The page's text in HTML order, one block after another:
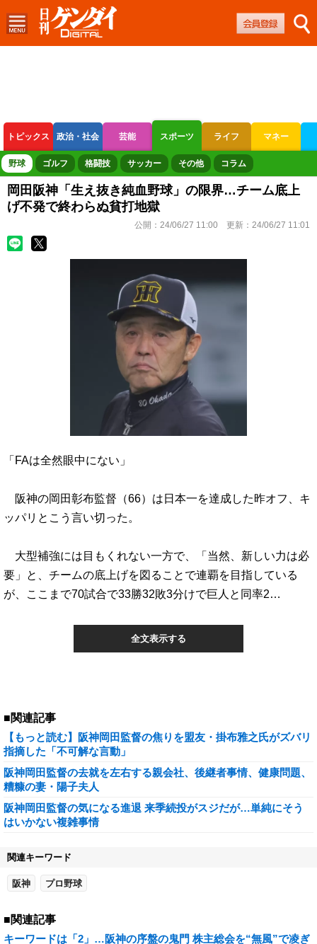
トピックス 政治・社会 芸能 スポーツ ライフ マネー
ボートレース 競輪 オートレース
野球 ゴルフ 格闘技 サッカー その他 コラム
岡田阪神「生え抜き純血野球」の限界…チーム底上
げ不発で終わらぬ貧打地獄
公開： 24/06/27 11:00 更新： 24/06/27 11:01
「FAは全然眼中にない」
阪神の岡田彰布監督（66）は日本一を達成した昨オフ、キ
ッパリとこう言い切った。
大型補強には目もくれない一方で、「当然、新しい力は必
要」と、チームの底上げを図ることで連覇を目指している
が、ここまで70試合で33勝32敗3分けで巨人と同率2…
全文表示する
■関連記事
【もっと読む】阪神岡田監督の焦りを盟友・掛布雅之氏がズバリ
指摘した「不可解な言動」
阪神岡田監督の去就を左右する親会社、後継者事情、健康問題、
糟糠の妻・陽子夫人
阪神岡田監督の気になる進退 来季続投がスジだが…単純にそう
はいかない複雑事情
関連キーワード
阪神 プロ野球
■関連記事
キーワードは「2」…阪神の序盤の鬼門 株主総会を“無風”で凌ぎ